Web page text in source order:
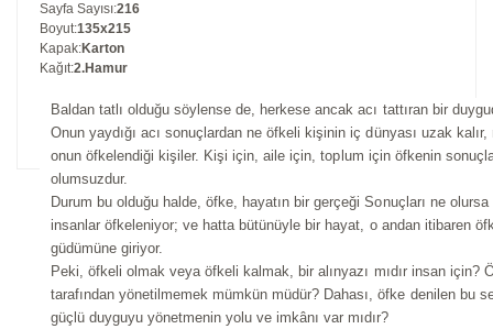
Sayfa Sayısı:216
Boyut:135x215
Kapak:Karton
Kağıt:2.Hamur
Baldan tatlı olduğu söylense de, herkese ancak acı tattıran bir
Onun yaydığı acı sonuçlardan ne öfkeli kişinin iç dünyası uzak kalır,
onun öfkelendiği kişiler. Kişi için, aile için, toplum için öfkenin
olumsuzdur.
Durum bu olduğu halde, öfke, hayatın bir gerçeği Sonuçları ne
insanlar öfkeleniyor; ve hatta bütünüyle bir hayat, o andan itibaren
güdümüne giriyor.
Peki, öfkeli olmak veya öfkeli kalmak, bir alınyazı mıdır insan için?
tarafından yönetilmemek mümkün müdür? Dahası, öfke denilen bu
güçlü duyguyu yönetmenin yolu ve imkânı var mıdır?